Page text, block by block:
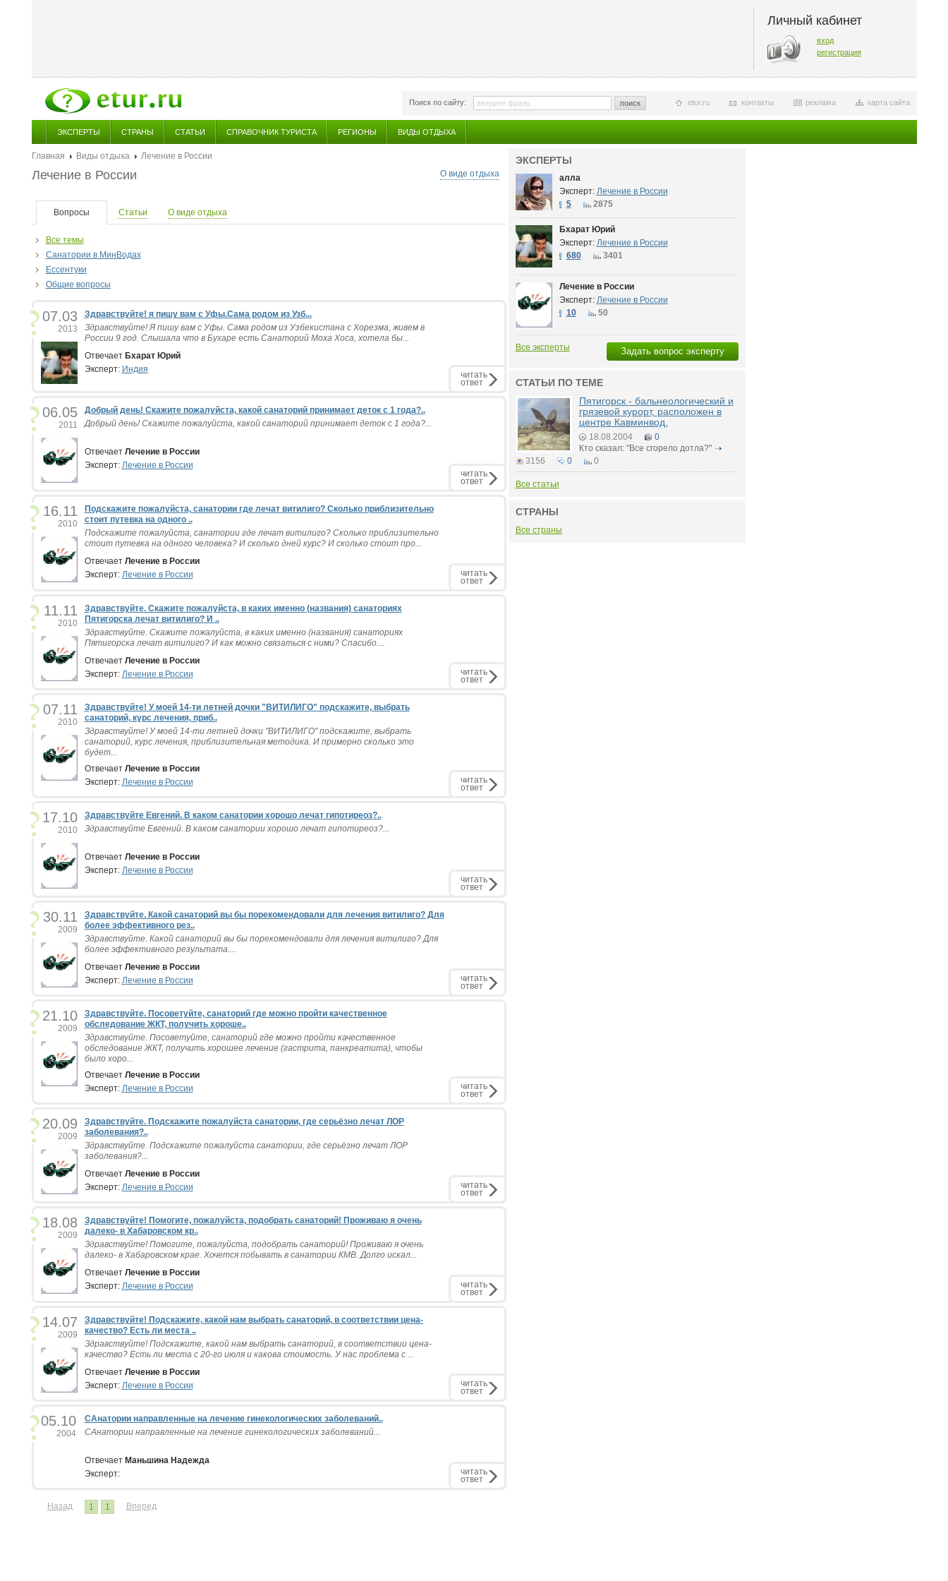
Личный кабинет
вход
регистрация
Поиск по сайту: поиск карта сайта
реклама
контакты
etur.ru
ЭКСПЕРТЫ СТРАНЫ СТАТЬИ СПРАВОЧНИК ТУРИСТА РЕГИОНЫ ВИДЫ ОТДЫХА
Главная Виды отдыха
Лечение в России
О виде отдыха
Лечение в России
Вопросы Статьи О виде отдыха
Все темы
Санатории в МинВодах
Ессентуки
Общие вопросы
07.03
2013
Здравствуйте! я пишу вам с Уфы.Сама родом из Узб...
Здравствуйте! Я пишу вам с Уфы. Сама родом из Узбекистана с Хорезма, живем в
России 9 год. Слышала что в Бухаре есть Санаторий Моха Хоса, хотела бы...
Отвечает Бхарат Юрий
Эксперт: Индия
читать
ответ
06.05
2011
Добрый день! Скажите пожалуйста, какой санаторий принимает деток с 1 года?..
Добрый день! Скажите пожалуйста, какой санаторий принимает деток с 1 года?...
Отвечает Лечение в России
Эксперт: Лечение в России
читать
ответ
16.11
2010
Подскажите пожалуйста, санатории где лечат витилиго? Сколько приблизительно
стоит путевка на одного ..
Подскажите пожалуйста, санатории где лечат витилиго? Сколько приблизительно
стоит путевка на одного человека? И сколько дней курс? И сколько стоит про...
Отвечает Лечение в России
Эксперт: Лечение в России читать
ответ
11.11
2010
Здравствуйте. Скажите пожалуйста, в каких именно (названия) санаториях
Пятигорска лечат витилиго? И ..
Здравствуйте. Скажите пожалуйста, в каких именно (названия) санаториях
Пятигорска лечат витилиго? И как можно связаться с ними? Спасибо....
Отвечает Лечение в России
Эксперт: Лечение в России читать
ответ
07.11
2010
Здравствуйте! У моей 14-ти летней дочки "ВИТИЛИГО" подскажите, выбрать
санаторий, курс лечения, приб..
Здравствуйте! У моей 14-ти летней дочки "ВИТИЛИГО" подскажите, выбрать
санаторий, курс лечения, приблизительная методика. И примерно сколько это
будет...
Отвечает Лечение в России
Эксперт: Лечение в России читать
ответ
17.10
2010
Здравствуйте Евгений. В каком санатории хорошо лечат гипотиреоз?..
Здравствуйте Евгений. В каком санатории хорошо лечат гипотиреоз?...
Отвечает Лечение в России
Эксперт: Лечение в России
читать
ответ
30.11
2009
Здравствуйте. Какой санаторий вы бы порекомендовали для лечения витилиго? Для
более эффективного рез..
Здравствуйте. Какой санаторий вы бы порекомендовали для лечения витилиго? Для
более эффективного результата....
Отвечает Лечение в России
Эксперт: Лечение в России читать
ответ
21.10
2009
Здравствуйте. Посоветуйте, санаторий где можно пройти качественное
обследование ЖКТ, получить хороше..
Здравствуйте. Посоветуйте, санаторий где можно пройти качественное
обследование ЖКТ, получить хорошее лечение (гастрита, панкреатита), чтобы
было хоро...
Отвечает Лечение в России
Эксперт: Лечение в России читать
ответ
20.09
2009
Здравствуйте. Подскажите пожалуйста санатории, где серьёзно лечат ЛОР
заболевания?..
Здравствуйте. Подскажите пожалуйста санатории, где серьёзно лечат ЛОР
заболевания?...
Отвечает Лечение в России
Эксперт: Лечение в России читать
ответ
18.08
2009
Здравствуйте! Помогите, пожалуйста, подобрать санаторий! Проживаю я очень
далеко- в Хабаровском кр..
Здравствуйте! Помогите, пожалуйста, подобрать санаторий! Проживаю я очень
далеко- в Хабаровском крае. Хочется побывать в санатории КМВ. Долго искал...
Отвечает Лечение в России
Эксперт: Лечение в России читать
ответ
14.07
2009
Здравствуйте! Подскажите, какой нам выбрать санаторий, в соответствии цена-
качество? Есть ли места ..
Здравствуйте! Подскажите, какой нам выбрать санаторий, в соответствии цена-
качество? Есть ли места с 20-го июля и какова стоимость. У нас проблема с ...
Отвечает Лечение в России
Эксперт: Лечение в России читать
ответ
05.10
2004
САнатории направленные на лечение гинекологических заболеваний..
САнатории направленные на лечение гинекологических заболеваний...
Отвечает Маньшина Надежда
Эксперт:
читать
ответ
Назад 1 1 Вперед
ЭКСПЕРТЫ
алла
Эксперт: Лечение в России
5
2875
Бхарат Юрий
Эксперт: Лечение в России
680
3401
Лечение в России
Эксперт: Лечение в России
10
50
Задать вопрос эксперту
Все эксперты
СТАТЬИ ПО ТЕМЕ
Пятигорск - бальнеологический и
грязевой курорт, расположен в
центре Кавминвод.
18.08.2004
0
Кто сказал: "Все сгорело дотла?"
3156
0 0
Все статьи
СТРАНЫ
Все страны